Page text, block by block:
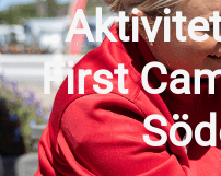
First